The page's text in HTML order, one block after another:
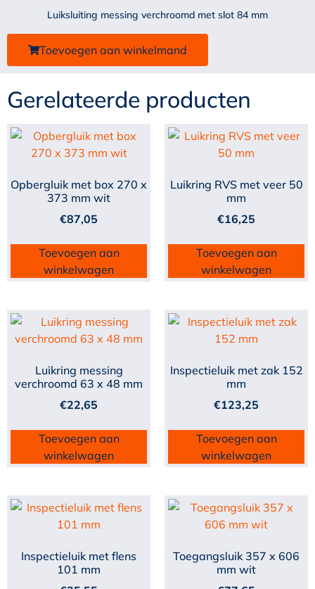
Luiksluiting messing verchroomd met slot 84 mm
Toevoegen aan winkelmand
Gerelateerde producten
Opbergluik met box 270 x
373 mm wit
€87,05
Toevoegen aan
winkelwagen
Luikring RVS met veer 50
mm
€16,25
Toevoegen aan
winkelwagen
Luikring messing
verchroomd 63 x 48 mm
€22,65
Toevoegen aan
winkelwagen
Inspectieluik met zak 152
mm
€123,25
Toevoegen aan
winkelwagen
Inspectieluik met flens
101 mm
Toegangsluik 357 x 606
mm wit